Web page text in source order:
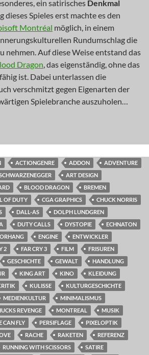
ein satirisches Denkmal
dieses Spieles erst machte es den
Montréal möglich, in einem
Rundumschlag die
nehmen. Auf diese Weise entstand das
Dragon, das eigenständig, ohne das
ist. Dabei unterlassen die
verschmitzt gegen Eigenarten der
Spielebranche auszuholen…
nochmal!
ACTIONGENRE ADDON
ADVENTURE
ART DESIGN
BLOOD DRAGON
BREMEN
OF DUTY CGA GRAPHICS
CHUCK NORRIS
DALL-AS
DOLPH LUNDGREN
DUTY CALLS DYSTOPIE
ECHNATON
ENGINE
ENTWICKLER
2 FAR CRY 3 FILM
FRISUREN
GESCHICHTE GEWALT
HANDLUNG
KING ART KINO
KLEIDUNG
KULISSE
KULTURGESCHICHTE
MEDIENKULTUR
MINIMALISMUS
REVENGE
MONTREAL
MUSIK
CAN FLY PERSIFLAGE
PIXELOPTIK
RACHE RAKETEN
REFERENZ
RUNNING WITH SCISSORS
SATIRE